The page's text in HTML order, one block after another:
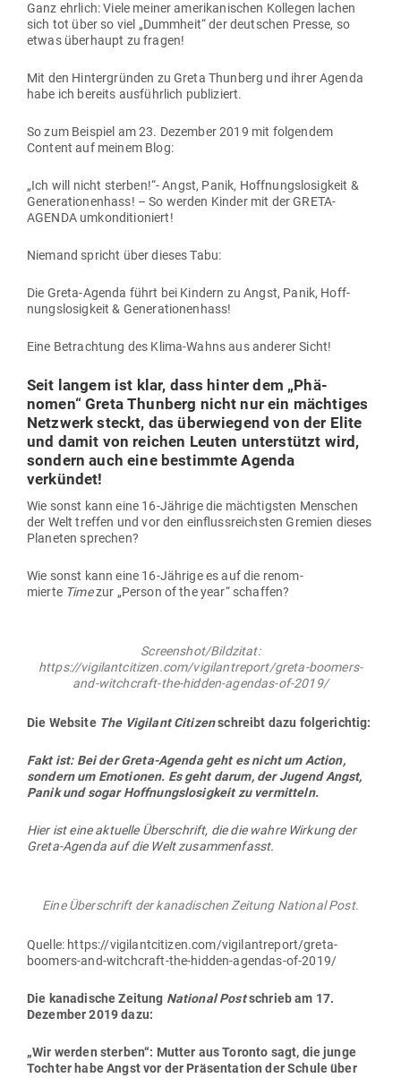
Ganz ehrlich: Viele meiner ame­ri­ka­ni­schen Kol­legen lachen
sich tot über so viel „Dummheit“ der deut­schen Presse, so
etwas über­haupt zu fragen!
Mit den Hin­ter­gründen zu Greta Thunberg und ihrer Agenda
habe ich bereits aus­führlich publiziert.
So zum Bei­spiel am 23. Dezember 2019 mit fol­gendem
Content auf meinem Blog:
„Ich will nicht sterben!“- Angst, Panik, Hoff­nungs­lo­sigkeit &
Gene­ra­tio­nenhass! – So werden Kinder mit der GRETA-
AGENDA umkonditioniert!
Niemand spricht über dieses Tabu:
Die Greta-Agenda führt bei Kindern zu Angst, Panik, Hoff­
nungs­lo­sigkeit & Generationenhass!
Eine Betrachtung des Klima-Wahns aus anderer Sicht!
Seit langem ist klar, dass hinter dem „Phä­
nomen“ Greta Thunberg nicht nur ein mäch­tiges
Netzwerk steckt, das über­wiegend von der Elite
und damit von reichen Leuten unter­stützt wird,
sondern auch eine bestimmte Agenda
verkündet!
Wie sonst kann eine 16-Jährige die mäch­tigsten Men­schen
der Welt treffen und vor den ein­fluss­reichsten Gremien dieses
Pla­neten sprechen?
Wie sonst kann eine 16-Jährige es auf die renom­
mierte Timezur „Person of the year“ schaffen?
Screenshot/Bildzitat:
https://vigilantcitizen.com/vigilantreport/greta-boomers-
and-witchcraft-the-hidden-agendas-of-2019/
Die Website The Vigilant Citizenschreibt dazu folgerichtig:
Fakt ist: Bei der Greta-Agenda geht es nicht um Action,
sondern um Emo­tionen. Es geht darum, der Jugend Angst,
Panik und sogar Hoff­nungs­lo­sigkeit zu vermitteln.
Hier ist eine aktuelle Über­schrift, die die wahre Wirkung der
Greta-Agenda auf die Welt zusammenfasst.
Eine Über­schrift der kana­di­schen Zeitung National Post.
Quelle: https://vigilantcitizen.com/vigilantreport/greta-
boomers-and-witchcraft-the-hidden-agendas-of-2019/
Die kana­dische Zeitung National Postschrieb am 17.
Dezember 2019 dazu:
„Wir werden sterben“: Mutter aus Toronto sagt, die junge
Tochter habe Angst vor der Prä­sen­tation der Schule über